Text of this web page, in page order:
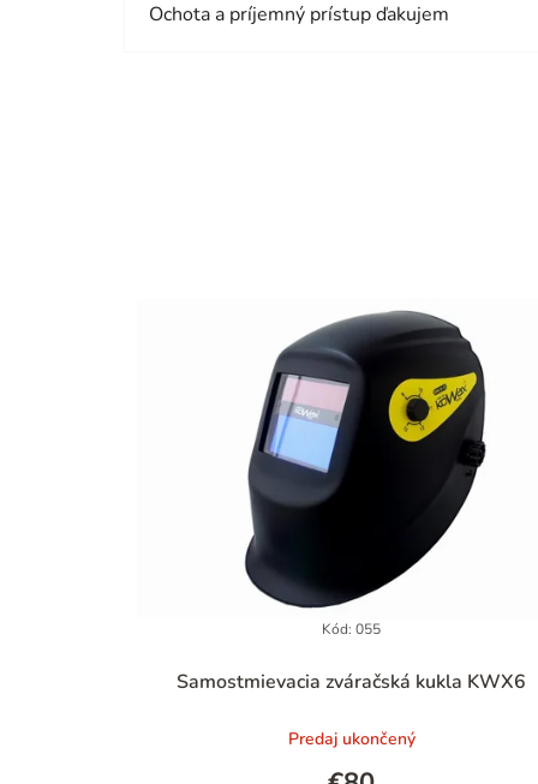
Ochota a príjemný prístup ďakujem
Samostmievacia zváračská kukla KWX6
Priemerné
hodnotenie
je
5,0
Predaj ukončený
Kód:055